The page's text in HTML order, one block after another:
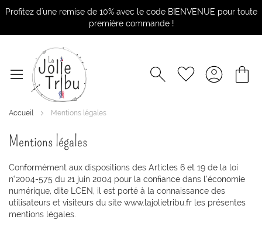
Profitez d'une remise de 10% avec le code BIENVENUE pour toute
première commande !
Accueil Mentions légales
Mentions légales
Conformément aux dispositions des Articles 6 et 19 de la loi
n°2004-575 du 21 juin 2004 pour la confiance dans l’économie
numérique, dite LCEN, il est porté à la connaissance des
utilisateurs et visiteurs du site www.lajolietribu.fr les présentes
mentions légales.